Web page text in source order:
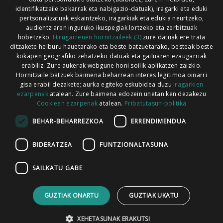
Codesyntaxek garatua
HARREMANETARAKO
identifikatzaile bakarrak eta nabigazio-datuak), iragarki eta eduki
pertsonalizatuak eskaintzeko, iragarkiak eta edukia neurtzeko,
audientziaren inguruko ikuspegiak lortzeko eta zerbitzuak
hobetzeko. Hirugarrenen hornitzaileek (3)zure datuak ere trata
ditzakete helburu hauetarako eta beste batzuetarako, besteak beste
kokapen geografiko zehatzeko datuak eta gailuaren ezaugarriak
erabiliz. Zure aukerak webgune honi soilik aplikatzen zaizkio.
Hornitzaile batzuek baimena beharrean interes legitimoa oinarri
gisa erabil dezakete; aurka egiteko eskubidea duzu Iragarkien
ezarpenakatalean. Zure baimena edozein unetan ken dezakezu
Cookieen ezarpenak atalean. Pribatutasun-politika
BEHAR-BEHARREZKOA ERRENDIMENDUA
BIDERATZEA FUNTZIONALTASUNA
SAILKATU GABE
GUZTIAK ONARTU GUZTIAK UKATU
XEHETASUNAK ERAKUTSI